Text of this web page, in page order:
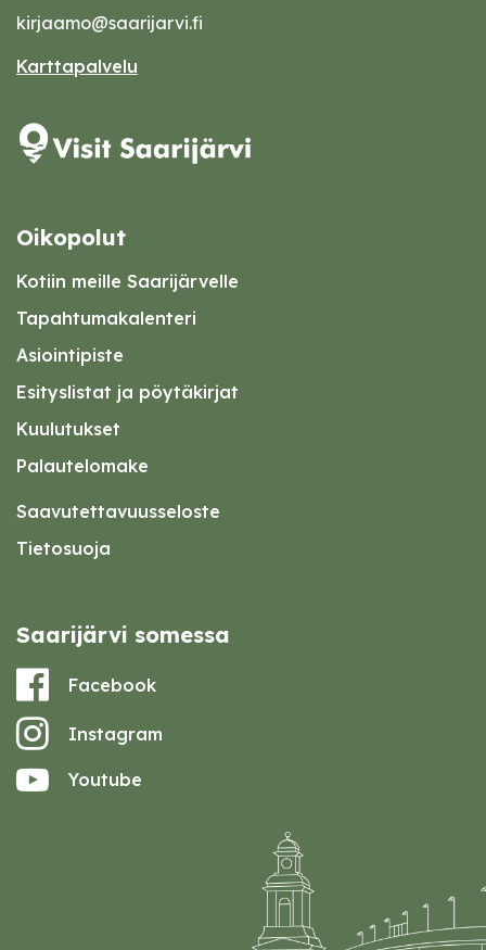
kirjaamo@saarijarvi.fi
Karttapalvelu
Oikopolut
Kotiin meille Saarijärvelle
Tapahtumakalenteri
Asiointipiste
Esityslistat ja pöytäkirjat
Kuulutukset
Palautelomake
Saavutettavuusseloste
Tietosuoja
Saarijärvi somessa
Facebook
Instagram
Youtube